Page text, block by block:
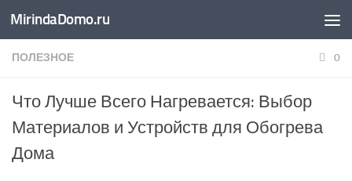
Перейти к содержимому
MirindaDomo.ru
ПОЛЕЗНОЕ 0
Что Лучше Всего Нагревается: Выбор
Материалов и Устройств для Обогрева
Дома